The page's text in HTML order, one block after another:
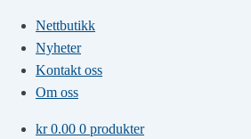
Nettbutikk
Nyheter
Kontakt oss
Om oss
kr0.00 0 produkter